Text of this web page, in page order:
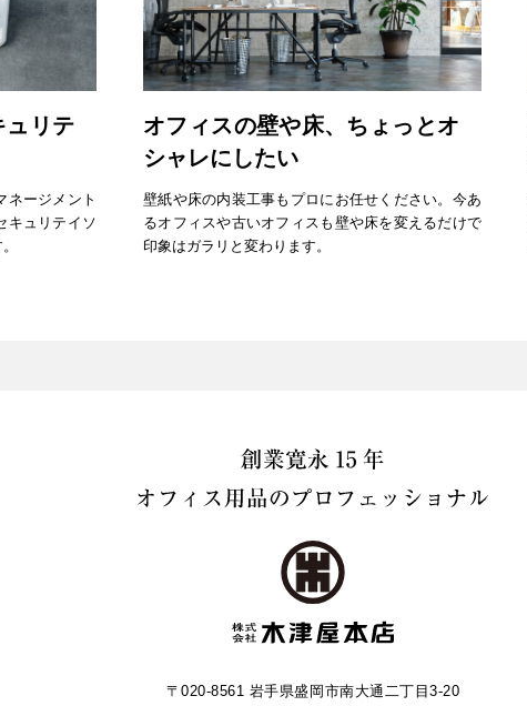
ュリテ
ネージメント
キュリテイソ
オフィスの壁や床、ちょっとオ
シャレにしたい
壁紙や床の内装工事もプロにお任せください。今あ
るオフィスや古いオフィスも壁や床を変えるだけで
印象はガラリと変わります。
〒020-8561 岩手県盛岡市南大通二丁目3-20